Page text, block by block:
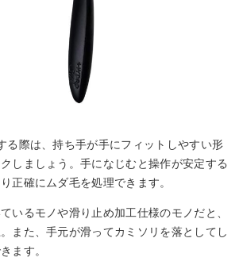
る際は、持ち手が手にフィットしやすい形
しましょう。手になじむと操作が安定する
正確にムダ毛を処理できます。
いるモノや滑り止め加工仕様のモノだと、
また、手元が滑ってカミソリを落としてし
ます。